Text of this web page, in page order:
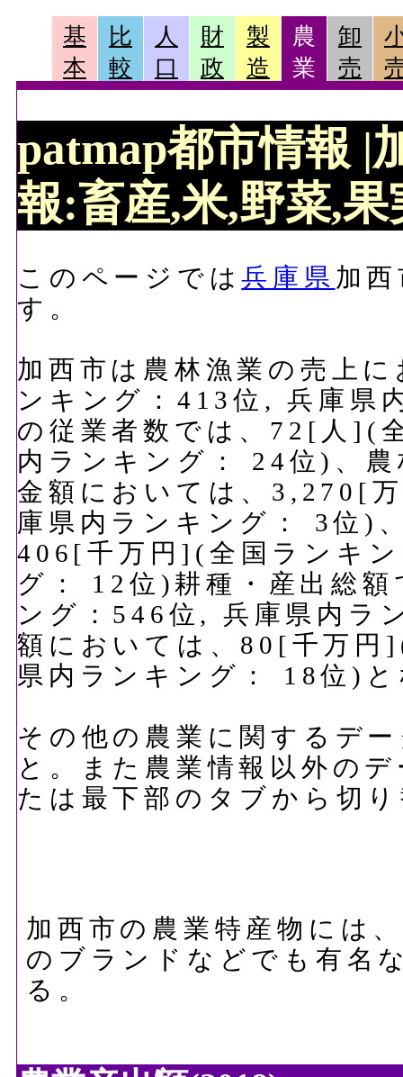
基
本
比
較
人
口
財
政
製
造
農
業
卸
売
patmap都市情報 |
報:畜産,米,野菜,果
このページでは兵庫県 加
す。
加西市は農林漁業の売上
ンキング：413位, 兵庫県
の従業者数では、72[人](
内ランキング： 24位)、
金額においては、3,270[
庫県内ランキング： 3位)
406[千万円](全国ランキ
グ： 12位)耕種・産出総
ング：546位, 兵庫県内ラ
額においては、80[千万
県内ランキング： 18位)
その他の農業に関するデ
と。また農業情報以外の
たは最下部のタブから切
加西市の農業特産物には
のブランドなどでも有名
る。